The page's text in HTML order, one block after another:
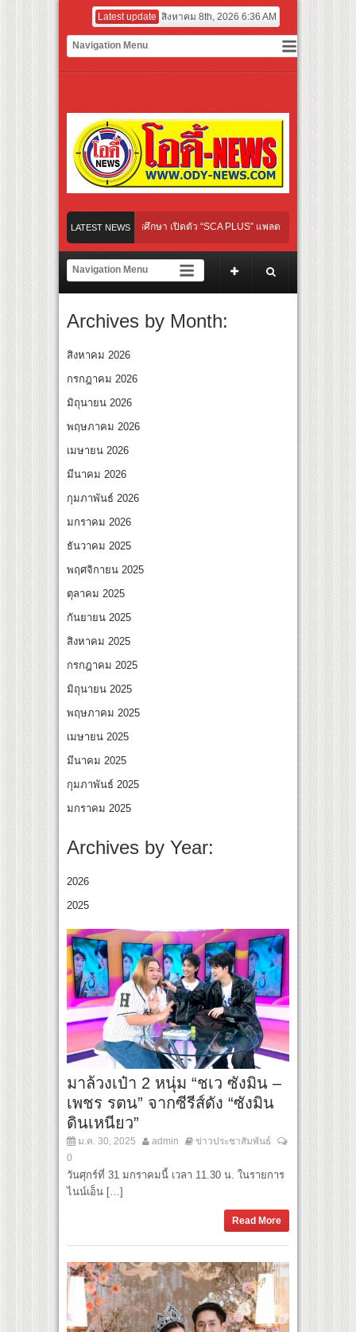
Latest update สิงหาคม 8th, 2026 6:36 AM
LATEST NEWS
ใหม่ในวงการการศึกษา เปิดตัว “SCA PLUS” แพลตฟอร์มการเรียนรู้ “Creative Arts
อดการลงทุนในธุรกิจการศึกษากว่า 100 ล้านบาท
ทางจาการ์ตา-กรุงเทพฯ เสริม Air Connectivity ดึงนักท่องเที่ยวคุณภาพจากอินโดนีเ
เตรียมเดบิวต์ลงซีรีย์แนวตั้ง พร้อมเขย่าวงการบันเทิงยุคดิจิทัล
“Your Candy” พร้อมเสิร์ฟ MV สดใส ได้ “ต้าเหนิง” และ “ณิชา” ร่วมเติมสีสัน
ระแส ผิวโชกุ ผิวโชว์ได้ ตอบโจทย์คนรุ่นใหม่
ใหม่ในวงการการศึกษา เปิดตัว “SCA PLUS” แพลตฟอร์มการเรียนรู้ “Creative Arts
อดการลงทุนในธุรกิจการศึกษากว่า 100 ล้านบาท
Archives by Month:
สิงหาคม 2026
กรกฎาคม 2026
มิถุนายน 2026
พฤษภาคม 2026
เมษายน 2026
มีนาคม 2026
กุมภาพันธ์ 2026
มกราคม 2026
ธันวาคม 2025
พฤศจิกายน 2025
ตุลาคม 2025
กันยายน 2025
สิงหาคม 2025
กรกฎาคม 2025
มิถุนายน 2025
พฤษภาคม 2025
เมษายน 2025
มีนาคม 2025
กุมภาพันธ์ 2025
มกราคม 2025
Archives by Year:
2026
2025
มาล้วงเป๋า 2 หนุ่ม “ชเว ซังมิน –
เพชร รตน” จากซีรีส์ดัง “ซังมิน
ดินเหนียว”
ม.ค. 30, 2025 admin
ข่าวประชาสัมพันธ์
0
วันศุกร์ที่ 31 มกราคมนี้ เวลา 11.30 น. ในรายการ
ไนน์เอ็น […]
Read More